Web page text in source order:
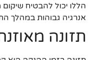
הללו יכול להבטיח
אנרגיה גבוהות במהלך
תזונה